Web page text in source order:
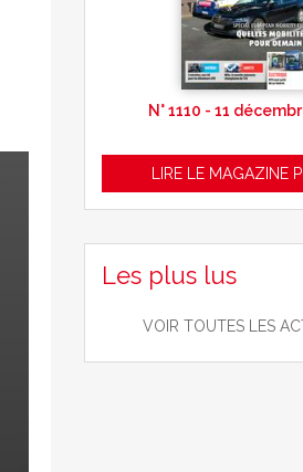
N° 1110 - 11
LIRE LE MAGAZINE
Les plus lus
VOIR TOUTES LES